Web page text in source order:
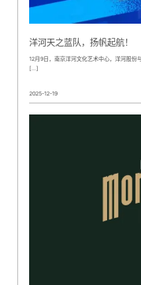
洋河天之蓝队，扬帆起航！
12月9日，南京洋河文化艺术中心，洋河股份
[…]
2025-12-19